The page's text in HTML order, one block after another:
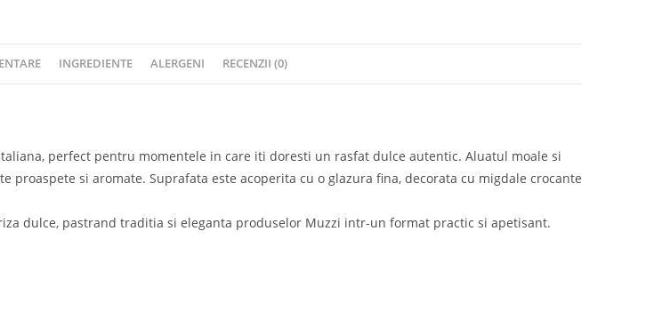
INGREDIENTE ALERGENI RECENZII (0)
perfect pentru momentele in care iti doresti un rasfat dulce autentic. Aluatul moale si
si aromate. Suprafata este acoperita cu o glazura fina, decorata cu migdale crocante
dulce, pastrand traditia si eleganta produselor Muzzi intr-un format practic si apetisant.